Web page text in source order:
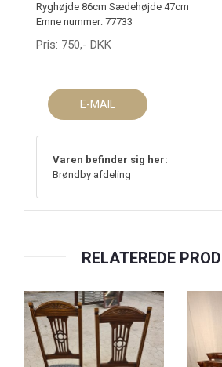
Ryghøjde 86cm Sædehøjde 47cm
Emne nummer: 77733
Pris: 750,- DKK
E-MAIL
Varen befinder sig her:
Brøndby afdeling
RELATEREDE